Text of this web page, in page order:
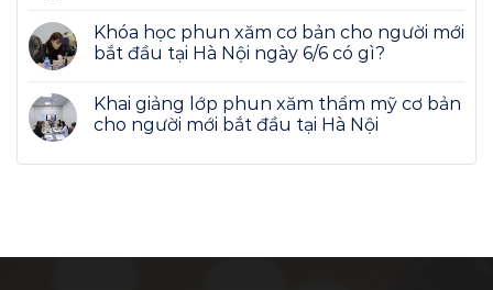
Khóa học phun xăm cơ bản cho người mới
bắt đầu tại Hà Nội ngày 6/6 có gì?
Khai giảng lớp phun xăm thẩm mỹ cơ bản
cho người mới bắt đầu tại Hà Nội